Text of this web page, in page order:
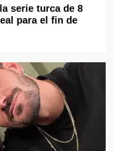
serie turca de 8
para el fin de